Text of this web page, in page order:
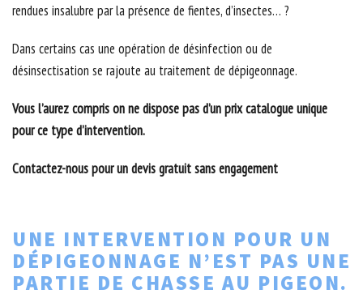
rendues insalubre par la présence de fientes, d’insectes… ?
Dans certains cas une opération de désinfection ou de
désinsectisation se rajoute au traitement de dépigeonnage.
Vous l’aurez compris on ne dispose pas d’un prix catalogue unique
pour ce type d’intervention.
Contactez-nous pour un devis gratuit sans engagement
UNE INTERVENTION POUR UN
DÉPIGEONNAGE N’EST PAS UNE
PARTIE DE CHASSE AU PIGEON.